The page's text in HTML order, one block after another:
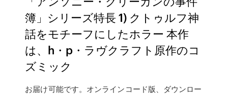
簿」シリーズ特長 1) クトゥルフ神
話をモチーフにしたホラー 本作
は、h・p・ラヴクラフト原作のコ
ズミック
お届け可能です。オンラインコード版、ダウンロー